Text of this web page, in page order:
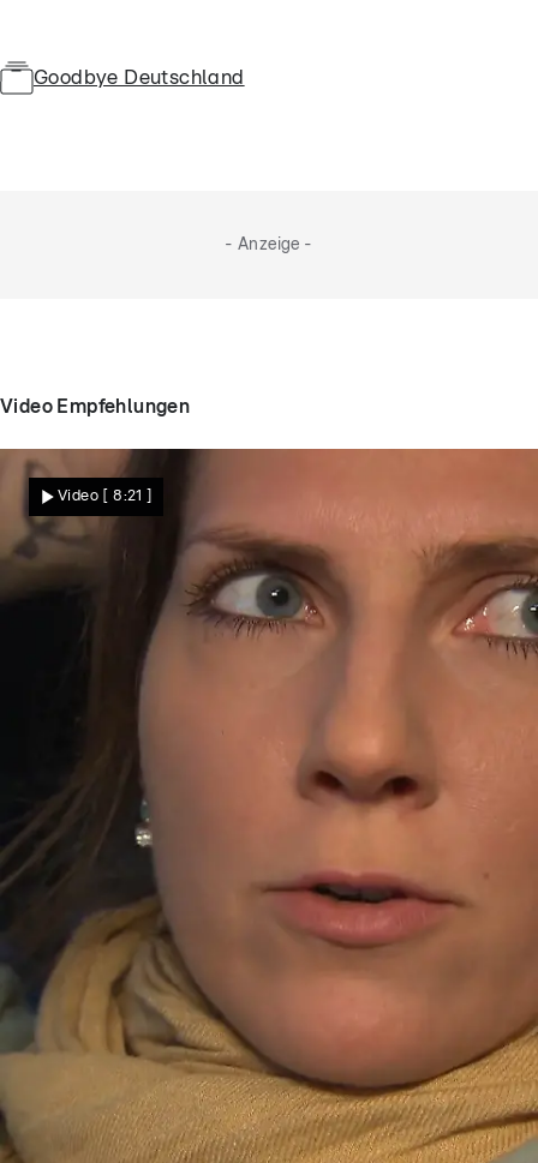
unmöglich. Als Victor ihr mitten in der Nacht ein Lied
Goodbye Deutschland
- Anzeige -
Video Empfehlungen
Video [ 8:21 ]